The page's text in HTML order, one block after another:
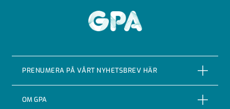
PRENUMERA PÅ VÅRT NYHETSBREV HÄR
OM GPA